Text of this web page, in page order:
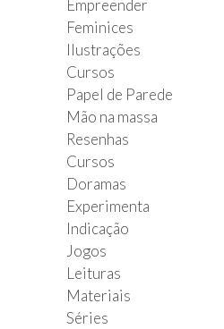
Empreender
Feminices
Ilustrações
Cursos
Papel de Parede
Mão na massa
Resenhas
Cursos
Doramas
Experimenta
Indicação
Jogos
Leituras
Materiais
Séries